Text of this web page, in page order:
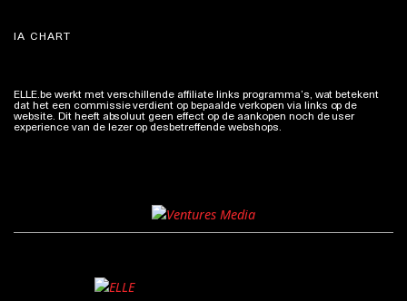
IA CHART
ELLE.be werkt met verschillende affiliate links programma’s, wat betekent
dat het een commissie verdient op bepaalde verkopen via links op de
website. Dit heeft absoluut geen effect op de aankopen noch de user
experience van de lezer op desbetreffende webshops.